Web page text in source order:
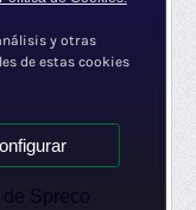
y otras
de estas cookies